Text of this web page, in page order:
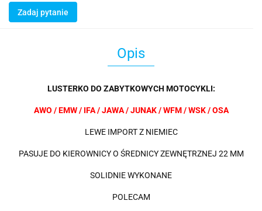
Zadaj pytanie
Opis
LUSTERKO DO ZABYTKOWYCH MOTOCYKLI:
AWO / EMW / IFA / JAWA / JUNAK / WFM / WSK / OSA
LEWE IMPORT Z NIEMIEC
PASUJE DO KIEROWNICY O ŚREDNICY ZEWNĘTRZNEJ 22 MM
SOLIDNIE WYKONANE
POLECAM